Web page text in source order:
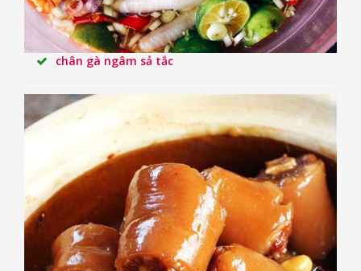
chân gà ngâm sả tắc